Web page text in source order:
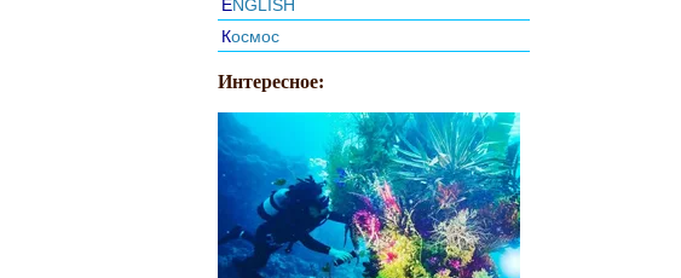
ENGLISH
Космос
Интересное: